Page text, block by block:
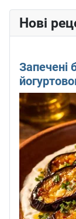
Нові
Запечені